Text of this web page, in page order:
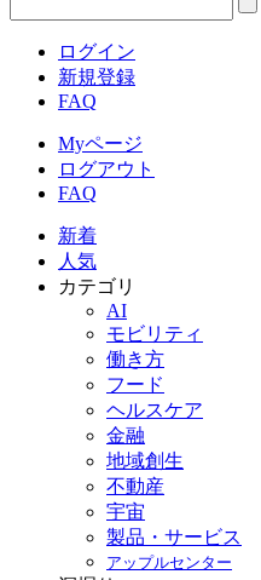
ログイン
新規登録
FAQ
Myページ
ログアウト
FAQ
新着
人気
カテゴリ
AI
モビリティ
働き方
フード
ヘルスケア
金融
地域創生
不動産
宇宙
製品・サービス
アップルセンター